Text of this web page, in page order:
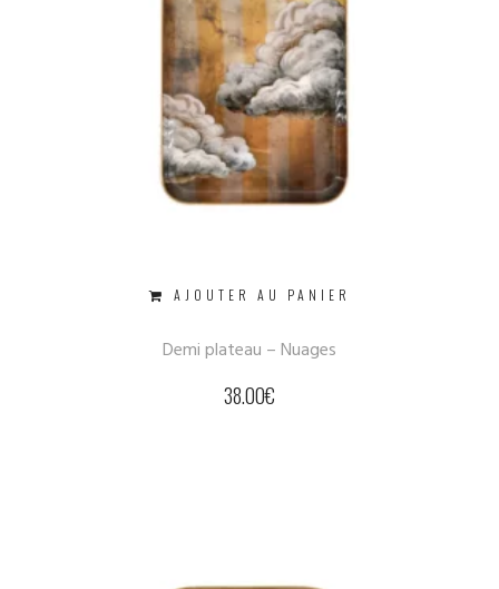
AJOUTER AU PANIER
Demi plateau – Nuages
38.00€